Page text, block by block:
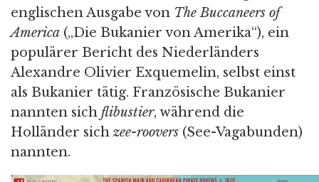
englischen Ausgabe von The Buccaneers of
America („Die Bukanier von Amerika“), ein
populärer Bericht des Niederländers
Alexandre Olivier Exquemelin, selbst einst
als Bukanier tätig. Französische Bukanier
nannten sich flibustier, während die
Holländer sich zee-roovers (See-Vagabunden)
nannten.